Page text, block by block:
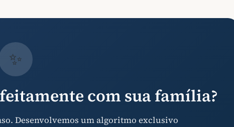
✨
com sua família?
Desenvolvemos um algoritmo exclusivo